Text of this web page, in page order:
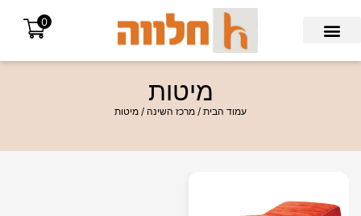
0
מיטות
עמוד הבית / מרכז השינה / מיטות